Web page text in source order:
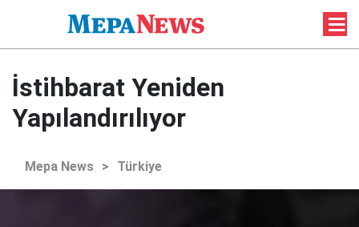
İstihbarat Yeniden
Yapılandırılıyor
Mepa News > Türkiye